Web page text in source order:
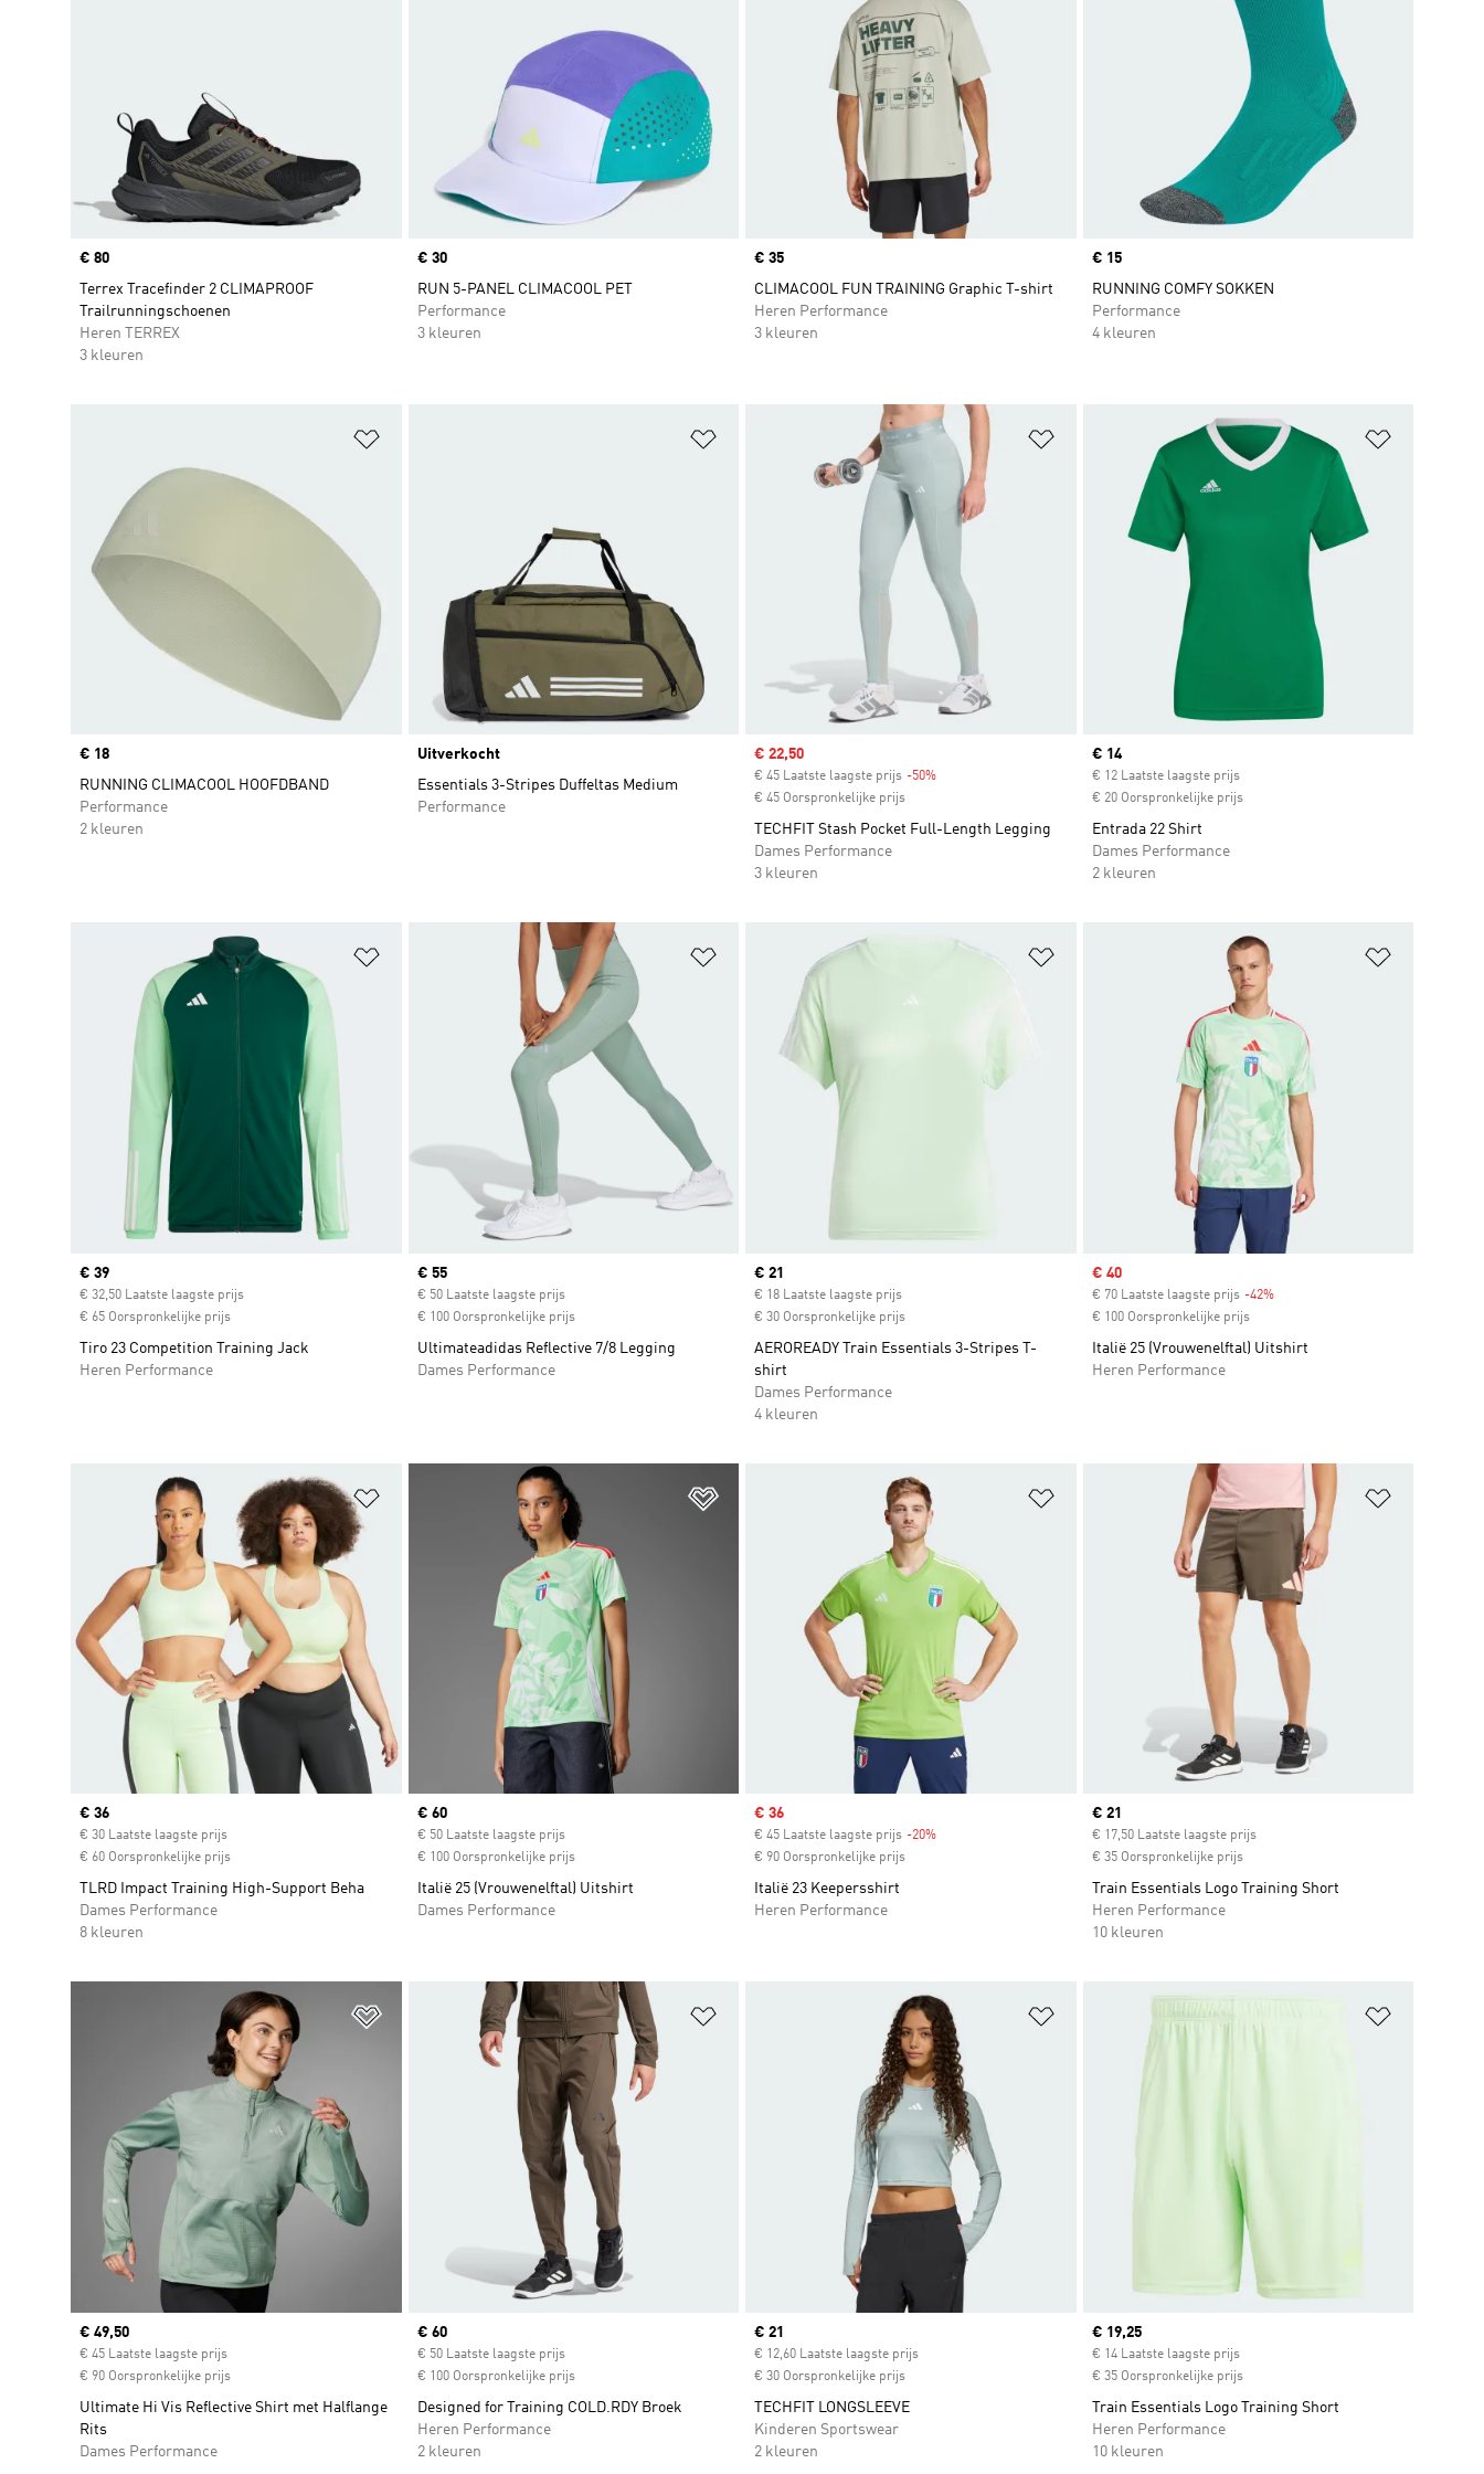
Price
€ 80
Terrex Tracefinder 2 CLIMAPROOF
Trailrunningschoenen
Heren TERREX
3 kleuren
Price
€ 30
RUN 5-PANEL CLIMACOOL PET
Performance
3 kleuren
Price
€ 35
CLIMACOOL FUN TRAINING Graphic T-shirt
Heren Performance
3 kleuren
Price
€ 15
RUNNING COMFY SOKKEN
Performance
4 kleuren
Price
€ 18
RUNNING CLIMACOOL HOOFDBAND
Performance
2 kleuren
Op verlanglijst zetten
Uitverkocht
Essentials 3-Stripes Duffeltas Medium
Performance
Op verlanglijst zetten
Sale price
€ 22,50
€ 45 Laatste laagste prijs -50%
€ 45 Oorspronkelijke prijs
TECHFIT Stash Pocket Full-Length Legging
Dames Performance
3 kleuren
Current price
€ 14
€ 12 Laatste laagste prijs
€ 20 Oorspronkelijke prijs
Entrada 22 Shirt
Dames Performance
2 kleuren
Op verlanglijst zetten
Current price
€ 39
€ 32,50 Laatste laagste prijs
€ 65 Oorspronkelijke prijs
Tiro 23 Competition Training Jack
Heren Performance
Op verlanglijst zetten
Current price
€ 55
€ 50 Laatste laagste prijs
€ 100 Oorspronkelijke prijs
Ultimateadidas Reflective 7/8 Legging
Dames Performance
Current price
€ 21
€ 18 Laatste laagste prijs
€ 30 Oorspronkelijke prijs
AEROREADY Train Essentials 3-Stripes T-
shirt
Dames Performance
4 kleuren
Sale price
€ 40
€ 70 Laatste laagste prijs -42%Discount
€ 100 Oorspronkelijke prijs
Italië 25 (Vrouwenelftal) Uitshirt
Heren Performance
Op verlanglijst zetten
Current price
€ 36
€ 30 Laatste laagste prijs
€ 60 Oorspronkelijke prijs
TLRD Impact Training High-Support Beha
Dames Performance
8 kleuren
Current price
€ 60
€ 50 Laatste laagste prijs
€ 100 Oorspronkelijke prijs
Italië 25 (Vrouwenelftal) Uitshirt
Dames Performance
Op verlanglijst zetten
Sale price
€ 36
€ 45 Laatste laagste prijs -20%
€ 90 Oorspronkelijke prijs
Italië 23 Keepersshirt
Heren Performance
Current price
€ 21
€ 17,50 Laatste laagste prijs
€ 35 Oorspronkelijke prijs
Train Essentials Logo Training Short
Heren Performance
10 kleuren
Op verlanglijst zetten
Current price
€ 49,50
€ 45 Laatste laagste prijs
€ 90 Oorspronkelijke prijs
Ultimate Hi Vis Reflective Shirt met Halflange
Rits
Dames Performance
Current price
€ 60
€ 50 Laatste laagste prijs
€ 100 Oorspronkelijke prijs
Designed for Training COLD.RDY Broek
Heren Performance
2 kleuren
Op verlanglijst zetten
Current price
€ 21
€ 12,60 Laatste laagste prijs
€ 30 Oorspronkelijke prijs
TECHFIT LONGSLEEVE
Kinderen Sportswear
2 kleuren
Current price
€ 19,25
€ 14 Laatste laagste prijs
€ 35 Oorspronkelijke prijs
Train Essentials Logo Training Short
Heren Performance
10 kleuren